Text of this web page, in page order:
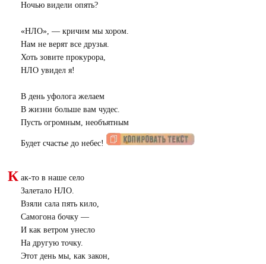
Ночью видели опять?
«НЛО», — кричим мы хором.
Нам не верят все друзья.
Хоть зовите прокурора,
НЛО увидел я!
В день уфолога желаем
В жизни больше вам чудес.
Пусть огромным, необъятным
Будет счастье до небес!
К ак-то в наше село
Залетало НЛО.
Взяли сала пять кило,
Самогона бочку —
И как ветром унесло
На другую точку.
Этот день мы, как закон,